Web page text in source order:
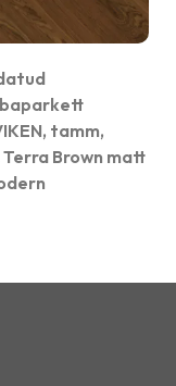
tamm,
Brown matt